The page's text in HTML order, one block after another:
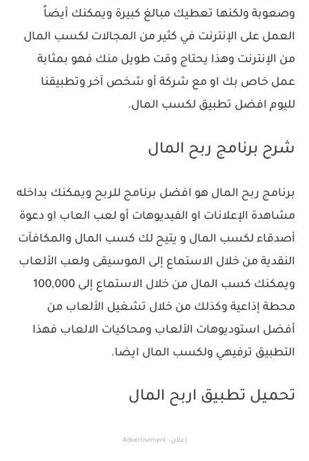
وصعوبة ولكنها تعطيك مبالغ كبيرة ويمكنك أيضاً
العمل على الإنترنت في كثير من المجالات لكسب المال
من الإنترنت وهذا يحتاج وقت طويل منك فهو بمثابة
عمل خاص بك او مع شركة أو شخص آخر وتطبيقنا
لليوم افضل تطبيق لكسب المال.
شرح برنامج ربح المال
برنامج ربح المال هو افضل برنامج للربح ويمكنك بداخله
مشاهدة الإعلانات او الفيديوهات أو لعب العاب او دعوة
أصدقاء لكسب المال و يتيح لك كسب المال والمكافآت
النقدية من خلال الاستماع إلى الموسيقى ولعب الألعاب
ويمكنك كسب المال من خلال الاستماع إلى 100,000
محطة إذاعية وكذلك من خلال تشغيل الألعاب من
أفضل استوديوهات الألعاب ومحاكيات الالعاب فهذا
التطبيق ترفيهي ولكسب المال ايضا.
تحميل تطبيق اربح المال
إعلان - Advertisement